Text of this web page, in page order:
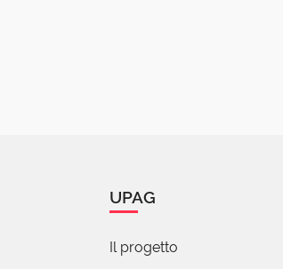
UPAG
Il progetto